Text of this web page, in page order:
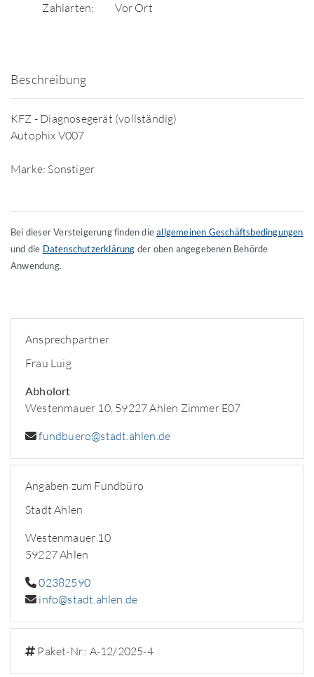
Zahlarten:
Vor Ort
Beschreibung
KFZ - Diagnosegerät (vollständig)
Autophix V007
Marke: Sonstiger
Bei dieser Versteigerung finden dieallgemeinen Geschäftsbedingungen
und die Datenschutzerklärung der oben angegebenen Behörde
Anwendung.
Ansprechpartner
Frau Luig
Abholort
Westenmauer 10, 59227 Ahlen Zimmer E07
fundbuero@stadt.ahlen.de
Angaben zum Fundbüro
Stadt Ahlen
Westenmauer 10
59227 Ahlen
02382590
info@stadt.ahlen.de
Paket-Nr.: A-12/2025-4